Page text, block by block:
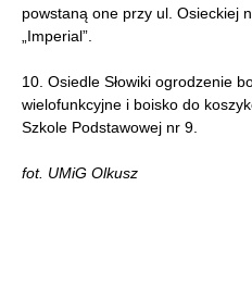
powstaną one przy ul. Osieckiej
„Imperial”.
10. Osiedle Słowiki ogrodzenie
wielofunkcyjne i boisko do
Szkole Podstawowej nr 9.
fot. UMiG Olkusz